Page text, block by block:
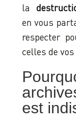
la
en vous
respecter
celles de
est